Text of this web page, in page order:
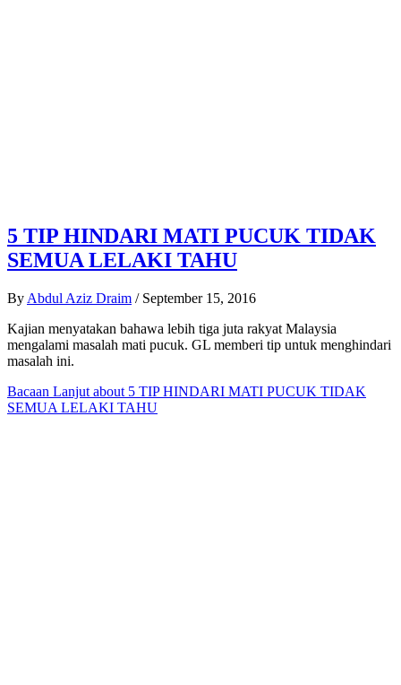
5 TIP HINDARI MATI PUCUK TIDAK
SEMUA LELAKI TAHU
By Abdul Aziz Draim / September 15, 2016
Kajian menyatakan bahawa lebih tiga juta rakyat Malaysia
mengalami masalah mati pucuk. GL memberi tip untuk menghindari
masalah ini.
Bacaan Lanjut about 5 TIP HINDARI MATI PUCUK TIDAK
SEMUA LELAKI TAHU